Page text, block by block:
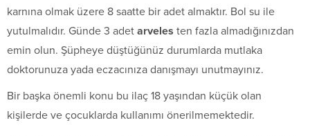
karnına olmak üzere 8 saatte bir adet almaktır. Bol su ile
yutulmalıdır. Günde 3 adet arveles ten fazla almadığınızdan
emin olun. Şüpheye düştüğünüz durumlarda mutlaka
doktorunuza yada eczacınıza danışmayı unutmayınız.
Bir başka önemli konu bu ilaç 18 yaşından küçük olan
kişilerde ve çocuklarda kullanımı önerilmemektedir.